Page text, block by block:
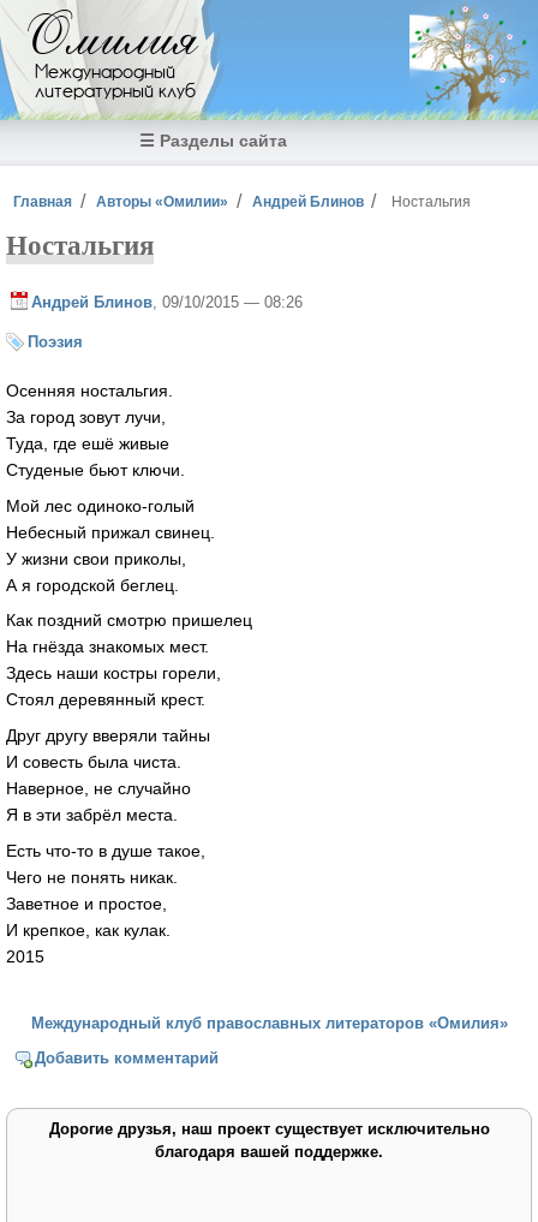
Перейти к основному содержанию
Омилия
Международный
литературный клуб
☰ Разделы сайта
Вы здесь
Главная Авторы «Омилии» Андрей Блинов Ностальгия
Ностальгия
Андрей Блинов , 09/10/2015 — 08:26
Поэзия
Осенняя ностальгия.
За город зовут лучи,
Туда, где ешё живые
Студеные бьют ключи.
Мой лес одиноко-голый
Небесный прижал свинец.
У жизни свои приколы,
А я городской беглец.
Как поздний смотрю пришелец
На гнёзда знакомых мест.
Здесь наши костры горели,
Стоял деревянный крест.
Друг другу вверяли тайны
И совесть была чиста.
Наверное, не случайно
Я в эти забрёл места.
Есть что-то в душе такое,
Чего не понять никак.
Заветное и простое,
И крепкое, как кулак.
2015
Международный клуб православных литераторов «Омилия»
Добавить комментарий
Дорогие друзья, наш проект существует исключительно
благодаря вашей поддержке.